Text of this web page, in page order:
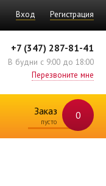
Вход Регистрация
+7 (347) 287-81-41
В будни с 9:00 до 18:00
Перезвоните мне
Заказ 0
пусто